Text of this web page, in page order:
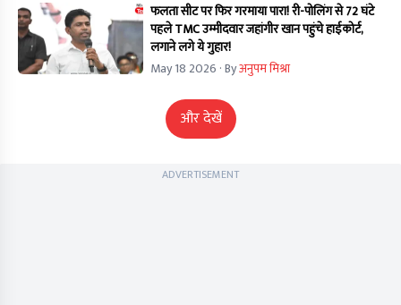
फलता सीट पर फिर गरमाया पारा! री-पोलिंग से 72 घंटे
पहले TMC उम्मीदवार जहांगीर खान पहुंचे हाईकोर्ट,
लगाने लगे ये गुहार!
May 18 2026 · Byअनुपम मिश्रा
और देखें
ADVERTISEMENT